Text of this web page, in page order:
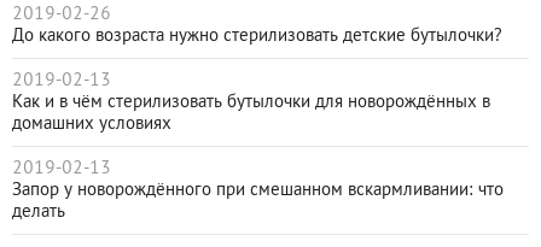
2019-02-26
До какого возраста нужно стерилизовать детские бутылочки?
2019-02-13
Как и в чём стерилизовать бутылочки для новорождённых в
домашних условиях
2019-02-13
Запор у новорождённого при смешанном вскармливании: что
делать